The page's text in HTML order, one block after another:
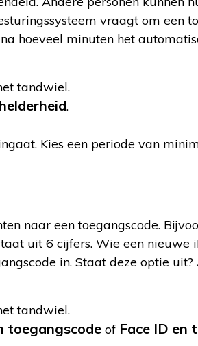
vraagt om een
hoeveel minuten het
tandwiel.
.
Kies een periode van
naar een toegangscode.
uit 6 cijfers. Wie een nieuwe
in. Staat deze optie
tandwiel.
toegangscode of Face ID en